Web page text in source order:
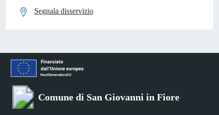
Segnala disservizio
Comune di San Giovanni in Fiore